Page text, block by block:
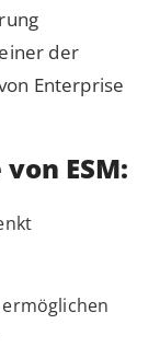
der
Enterprise
ESM: